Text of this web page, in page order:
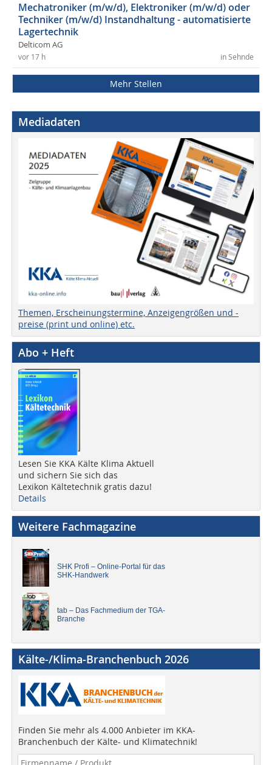
Mechatroniker (m/w/d), Elektroniker (m/w/d) oder
Techniker (m/w/d) Instandhaltung - automatisierte
Lagertechnik
Delticom AG
in Sehnde
vor 17 h
Mehr Stellen
Mediadaten
Themen, Erscheinungstermine, Anzeigengrößen und -
preise (print und online) etc.
Abo + Heft
Lesen Sie KKA Kälte Klima Aktuell
und sichern Sie sich das
Lexikon Kältetechnik gratis dazu!
Details
Weitere Fachmagazine
SHK Profi – Online-Portal für das
SHK-Handwerk
tab – Das Fachmedium der TGA-
Branche
Kälte-/Klima-Branchenbuch 2026
Finden Sie mehr als 4.000 Anbieter im KKA-
Branchenbuch der Kälte- und Klimatechnik!